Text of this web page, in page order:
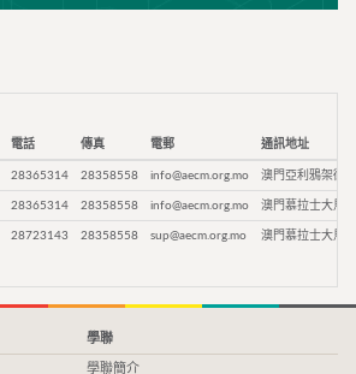
電話 傳真 電郵 通訊地址
28365314 28358558 info@aecm.org.mo 澳門亞利鴉架街9
28365314 28358558 info@aecm.org.mo 澳門慕拉士大馬
28723143 28358558 sup@aecm.org.mo 澳門慕拉士大馬
學聯
學聯簡介